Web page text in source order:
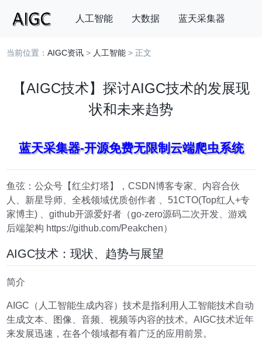
人工智能 大数据 蓝天采集器
搜索
当前位置：AIGC资讯 > 人工智能 > 正文
【AIGC技术】探讨AIGC技术的发展现
状和未来趋势
蓝天采集器-开源免费无限制云端爬虫系统
鱼弦：公众号【红尘灯塔】，CSDN博客专家、内容合伙
人、新星导师、全栈领域优质创作者 、51CTO(Top红人+专
家博主) 、github开源爱好者（go-zero源码二次开发、游戏
后端架构 https://github.com/Peakchen）
AIGC技术：现状、趋势与展望
简介
AIGC（人工智能生成内容）技术是指利用人工智能技术自动
生成文本、图像、音频、视频等内容的技术。AIGC技术近年
来发展迅速，在各个领域都有着广泛的应用前景。